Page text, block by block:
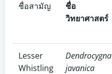
ชื่อสามัญ
ชื่อ
วิทยาศาสตร์
Lesser
Whistling
Dendrocygna
javanica